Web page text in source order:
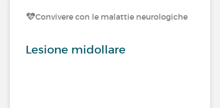
Convivere con le malattie neurologiche
Lesione midollare